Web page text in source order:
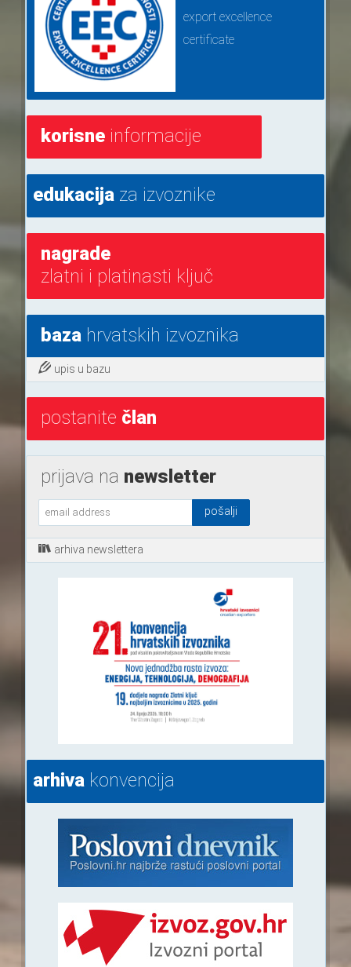
export excellence
certificate
korisneinformacije
edukacijaza izvoznike
nagrade
zlatni i platinasti ključ
bazahrvatskih izvoznika
upis u bazu
postanite član
prijava na newsletter
arhiva newslettera
arhivakonvencija